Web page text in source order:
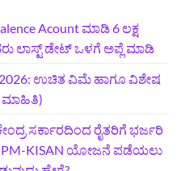
Acount ಮಾಡಿ 6 ಲಕ್ಷ
ಲಾಸ್ಟ್‌ ಡೇಟ್‌ ಒಳಗೆ ಅಪ್ಲೆ ಮಾಡಿ
2026: ಉಚಿತ ವಿಮೆ ಹಾಗೂ ವಿಶೇಷ
ಮಾಹಿತಿ)
ಸರ್ಕಾರದಿಂದ ರೈತರಿಗೆ ಭರ್ಜರಿ
PM-KISAN ಯೋಜನೆ ಪಡೆಯಲು